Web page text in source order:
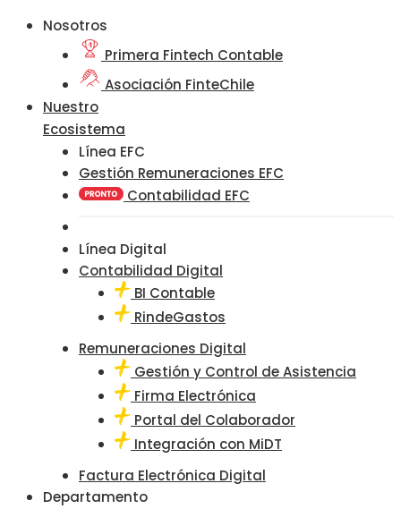
Nosotros
Primera Fintech Contable
Asociación FinteChile
Nuestro
Ecosistema
Línea EFC
Gestión Remuneraciones EFC
Contabilidad EFC
Línea Digital
Contabilidad Digital
BI Contable
RindeGastos
Remuneraciones Digital
Gestión y Control de Asistencia
Firma Electrónica
Portal del Colaborador
Integración con MiDT
Factura Electrónica Digital
Departamento